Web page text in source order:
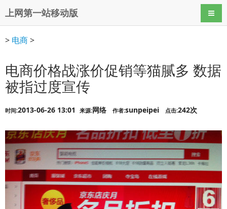
上网第一站移动版 导航
> 电商>
电商价格战涨价促销等猫腻多 数据
被指过度宣传
时间:2013-06-26 13:01 来源:网络 作者:sunpeipei 点击:242次